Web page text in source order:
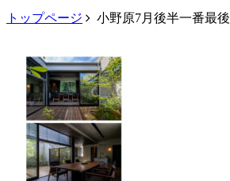
トップページ 小野原7月後半一番最後